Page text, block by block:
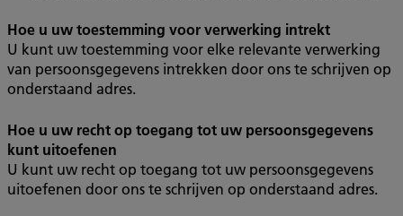
Hoe u uw toestemming voor verwerking intrekt
U kunt uw toestemming voor elke relevante verwerking
van persoonsgegevens intrekken door ons te schrijven op
onderstaand adres.
Hoe u uw recht op toegang tot uw persoonsgegevens
kunt uitoefenen
U kunt uw recht op toegang tot uw persoonsgegevens
uitoefenen door ons te schrijven op onderstaand adres.